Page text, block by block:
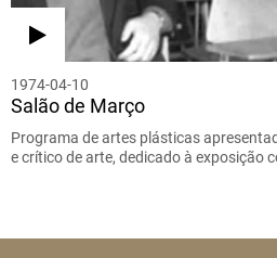
1974-04-10
Salão de Março
Programa de artes plásticas
e crítico de arte, dedicado à exposição